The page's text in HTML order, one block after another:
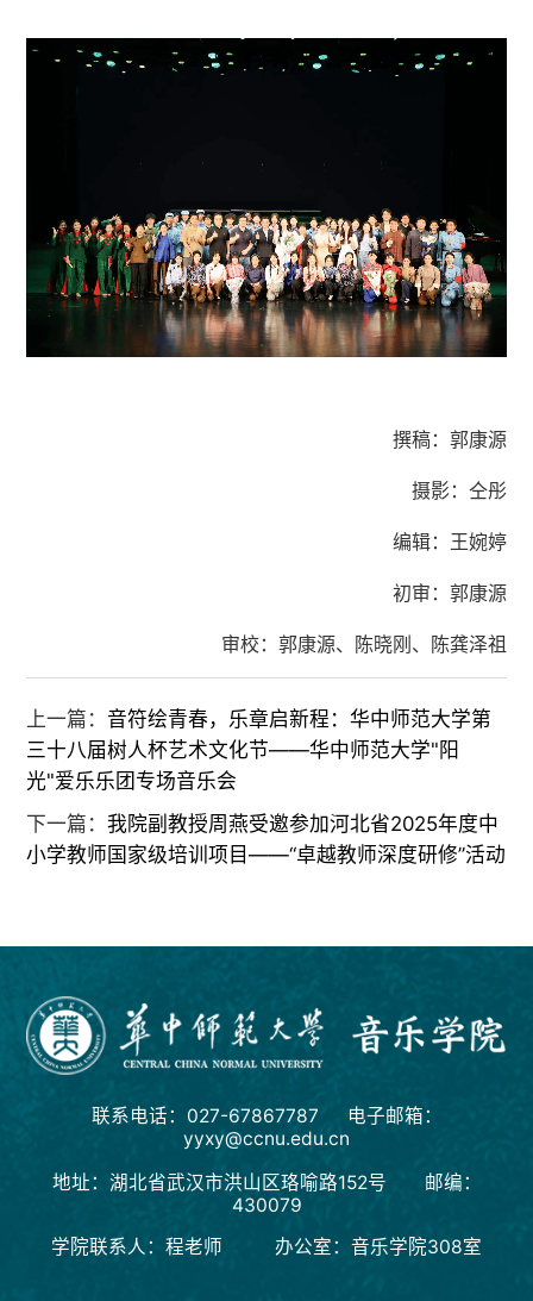
撰稿：郭康源
摄影：仝彤
编辑：王婉婷
初审：郭康源
审校：郭康源、陈晓刚、陈龚泽祖
上一篇： 音符绘青春，乐章启新程：华中师范大学第
三十八届树人杯艺术文化节——华中师范大学"阳
光"爱乐乐团专场音乐会
下一篇：我院副教授周燕受邀参加河北省2025年度中
小学教师国家级培训项目——“卓越教师深度研修”活动
联系电话：027-67867787 电子邮箱：
yyxy@ccnu.edu.cn
地址：湖北省武汉市洪山区珞喻路152号 邮编：
430079
学院联系人：程老师 办公室：音乐学院308室